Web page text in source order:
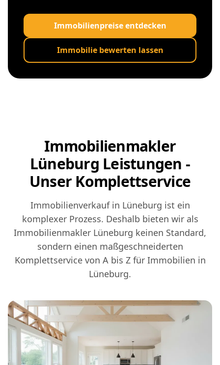
Immobilienpreise entdecken
Immobilie bewerten lassen
Immobilienmakler
Lüneburg Leistungen -
Unser Komplettservice
Immobilienverkauf in Lüneburg ist ein
komplexer Prozess. Deshalb bieten wir als
Immobilienmakler Lüneburg keinen Standard,
sondern einen maßgeschneiderten
Komplettservice von A bis Z für Immobilien in
Lüneburg.